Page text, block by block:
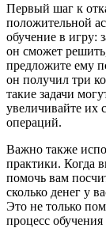
Первый шаг к
положительной
обучение в игру:
он сможет
предложите ему
он получил три
такие задачи
увеличивайте их
операций.
Важно также
практики. Когда
помочь вам
сколько денег у
Это не только
процесс